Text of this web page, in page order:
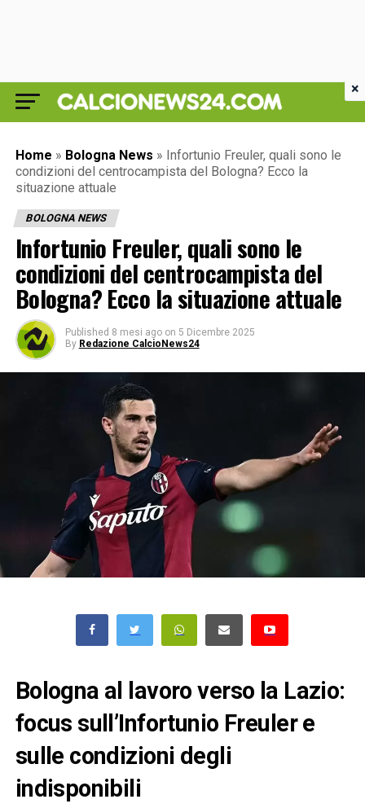
Home » Bologna News » Infortunio Freuler, quali sono le
condizioni del centrocampista del Bologna? Ecco la
situazione attuale
BOLOGNA NEWS
Infortunio Freuler, quali sono le
condizioni del centrocampista del
Bologna? Ecco la situazione attuale
Published 8 mesi ago on 5 Dicembre 2025
By Redazione CalcioNews24
Bologna al lavoro verso la Lazio:
focus sull’Infortunio Freuler e
sulle condizioni degli
indisponibili
×